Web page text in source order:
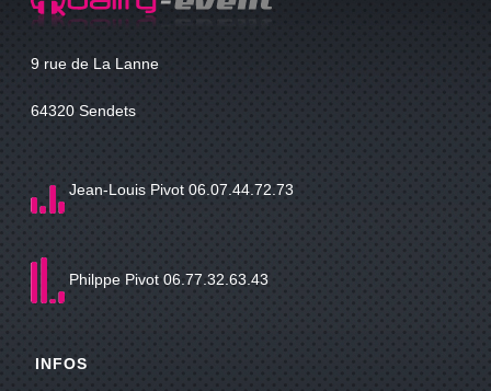
9 rue de La Lanne
64320 Sendets
Jean-Louis Pivot 06.07.44.72.73
Philppe Pivot 06.77.32.63.43
INFOS